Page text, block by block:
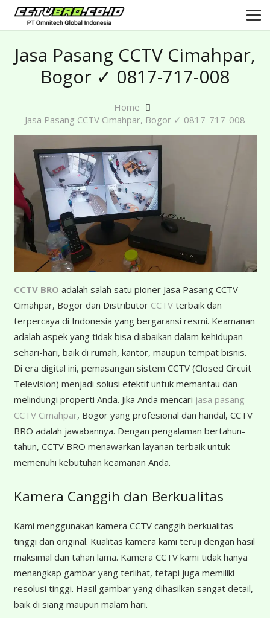
Jasa Pasang CCTV Cimahpar,
Bogor ✓ 0817-717-008
Home
Jasa Pasang CCTV Cimahpar, Bogor ✓ 0817-717-008
CCTV BRO adalah salah satu pioner Jasa Pasang CCTV
Cimahpar, Bogor dan Distributor CCTVterbaik dan
terpercaya di Indonesia yang bergaransi resmi. Keamanan
adalah aspek yang tidak bisa diabaikan dalam kehidupan
sehari-hari, baik di rumah, kantor, maupun tempat bisnis.
Di era digital ini, pemasangan sistem CCTV (Closed Circuit
Television) menjadi solusi efektif untuk memantau dan
melindungi properti Anda. Jika Anda mencari jasa pasang
CCTV Cimahpar, Bogor yang profesional dan handal, CCTV
BRO adalah jawabannya. Dengan pengalaman bertahun-
tahun, CCTV BRO menawarkan layanan terbaik untuk
memenuhi kebutuhan keamanan Anda.
Kamera Canggih dan Berkualitas
Kami menggunakan kamera CCTV canggih berkualitas
tinggi dan original. Kualitas kamera kami teruji dengan hasil
maksimal dan tahan lama. Kamera CCTV kami tidak hanya
menangkap gambar yang terlihat, tetapi juga memiliki
resolusi tinggi. Hasil gambar yang dihasilkan sangat detail,
baik di siang maupun malam hari.